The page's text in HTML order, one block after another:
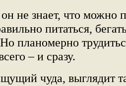
не знает, что можно
питаться,
планомерно
– и сразу.
чуда, выглядит